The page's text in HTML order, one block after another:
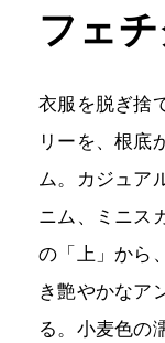
フェ
衣服を脱ぎ捨
リーを、根底
ム。カジュア
ニム、ミニス
の「上」から
き艶やかなア
る。小麦色の